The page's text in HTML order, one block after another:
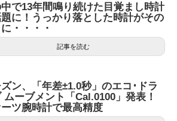
で13年間鳴り続けた目覚まし時計
に！うっかり落とした時計がその
・・・・
記事を読む
ン、「年差±1.0秒」のエコ･ドラ
ムーブメント「Cal.0100」発表！
ツ腕時計で最高精度